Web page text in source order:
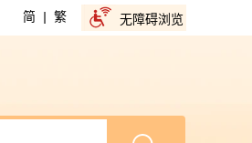
简 | 繁 无障碍浏览